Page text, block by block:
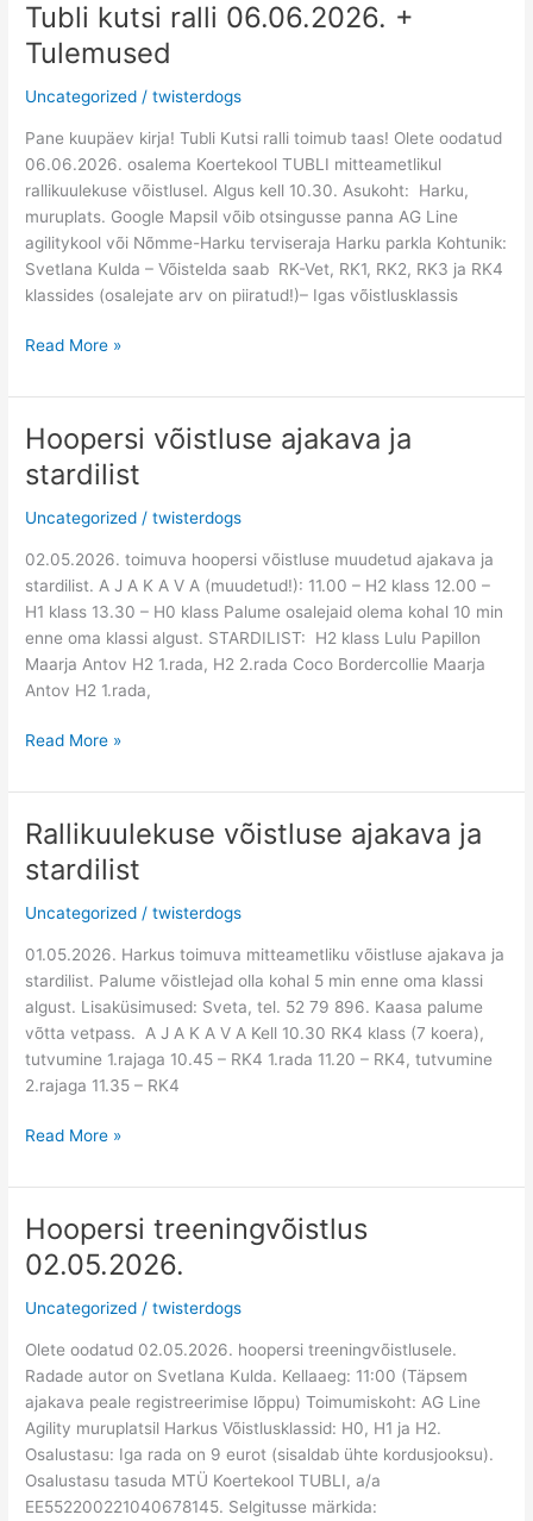
Tubli kutsi ralli 06.06.2026. +
Tulemused
Uncategorized /twisterdogs
Pane kuupäev kirja! Tubli Kutsi ralli toimub taas! Olete oodatud
06.06.2026. osalema Koertekool TUBLI mitteametlikul
rallikuulekuse võistlusel. Algus kell 10.30. Asukoht: Harku,
muruplats. Google Mapsil võib otsingusse panna AG Line
agilitykool või Nõmme-Harku terviseraja Harku parkla Kohtunik:
Svetlana Kulda – Võistelda saab RK-Vet, RK1, RK2, RK3 ja RK4
klassides (osalejate arv on piiratud!)– Igas võistlusklassis
Tubli
kutsi
ralli
06.06.2026.
Tulemused
Read More »
Hoopersi võistluse ajakava ja
stardilist
Uncategorized /twisterdogs
02.05.2026. toimuva hoopersi võistluse muudetud ajakava ja
stardilist. A J A K A V A (muudetud!): 11.00 – H2 klass 12.00 –
H1 klass 13.30 – H0 klass Palume osalejaid olema kohal 10 min
enne oma klassi algust. STARDILIST: H2 klass Lulu Papillon
Maarja Antov H2 1.rada, H2 2.rada Coco Bordercollie Maarja
Antov H2 1.rada,
Hoopersi
võistluse
ajakava
ja
Read More »
Rallikuulekuse võistluse ajakava ja
stardilist
Uncategorized /twisterdogs
01.05.2026. Harkus toimuva mitteametliku võistluse ajakava ja
stardilist. Palume võistlejad olla kohal 5 min enne oma klassi
algust. Lisaküsimused: Sveta, tel. 52 79 896. Kaasa palume
võtta vetpass. A J A K A V A Kell 10.30 RK4 klass (7 koera),
tutvumine 1.rajaga 10.45 – RK4 1.rada 11.20 – RK4, tutvumine
2.rajaga 11.35 – RK4
Rallikuulekuse
võistluse
ajakava
ja
Read More »
Hoopersi treeningvõistlus
02.05.2026.
Uncategorized /twisterdogs
Olete oodatud 02.05.2026. hoopersi treeningvõistlusele.
Radade autor on Svetlana Kulda. Kellaaeg: 11:00 (Täpsem
ajakava peale registreerimise lõppu) Toimumiskoht: AG Line
Agility muruplatsil Harkus Võistlusklassid: H0, H1 ja H2.
Osalustasu: Iga rada on 9 eurot (sisaldab ühte kordusjooksu).
Osalustasu tasuda MTÜ Koertekool TUBLI, a/a
EE552200221040678145. Selgitusse märkida:
Hoopersi
treeningvõistlus
02.05.2026.